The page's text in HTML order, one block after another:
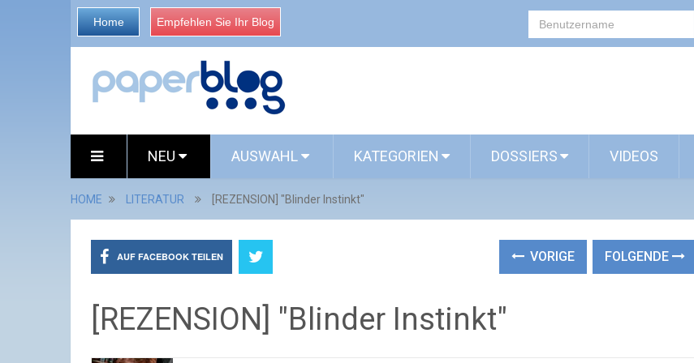
Home Empfehlen Sie Ihr Blog
NEU AUSWAHL KATEGORIEN DOSSIERS VIDEOS
HOME LITERATUR [REZENSION] "Blinder Instinkt"
AUF FACEBOOK TEILEN VORIGE FOLGENDE
[REZENSION] "Blinder Instinkt"